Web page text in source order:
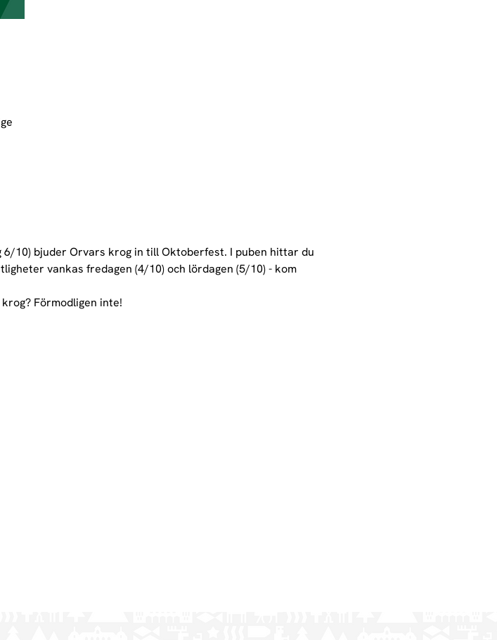
10) bjuder Orvars krog in till Oktoberfest. I puben hittar du
vankas fredagen (4/10) och lördagen (5/10) - kom
Förmodligen inte!